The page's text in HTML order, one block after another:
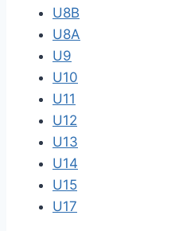
U8B
U8A
U9
U10
U11
U12
U13
U14
U15
U17